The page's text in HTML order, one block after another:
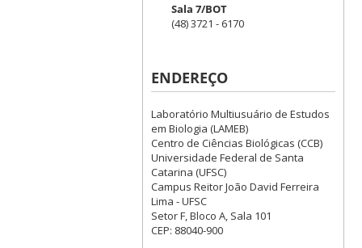
Sala 7/BOT
(48) 3721 - 6170
ENDEREÇO
Laboratório Multiusuário de Estudos
em Biologia (LAMEB)
Centro de Ciências Biológicas (CCB)
Universidade Federal de Santa
Catarina (UFSC)
Campus Reitor João David Ferreira
Lima - UFSC
Setor F, Bloco A, Sala 101
CEP: 88040-900